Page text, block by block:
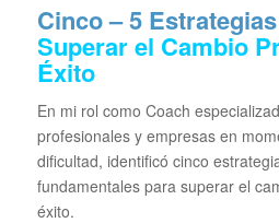
Cinco – 5
Superar el Cambio
Éxito
En mi rol como Coach
profesionales y empresas en
dificultad, identificó cinco
fundamentales para superar el
éxito.